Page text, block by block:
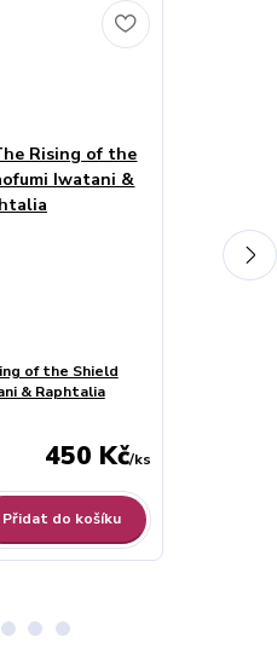
of the Shield
& Raphtalia
450 Kč/ks
Přidat do košíku